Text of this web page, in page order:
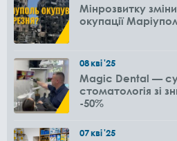
Мінрозвитку
окупації
08кві'25
Magic Dental —
стоматологія зі
-50%
07кві'25